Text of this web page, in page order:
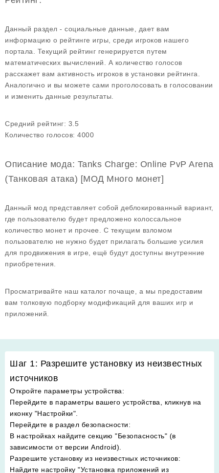
Данный раздел - социальные данные, дает вам
информацию о рейтинге игры, среди игроков нашего
портала. Текущий рейтинг генерируется путем
математических вычислений. А количество голосов
расскажет вам активность игроков в установки рейтинга.
Аналогично и вы можете сами проголосовать в голосовании
и изменить данные результаты.
Средний рейтинг: 3.5
Количество голосов: 4000
Описание мода: Tanks Charge: Online PvP Arena
(Танковая атака) [МОД Много монет]
Данный мод представляет собой деблокированный вариант,
где пользователю будет предложено колоссальное
количество монет и прочее. С текущим взломом
пользователю не нужно будет прилагать большие усилия
для продвижения в игре, ещё будут доступны внутренние
приобретения.
Просматривайте наш каталог почаще, а мы предоставим
вам толковую подборку модификаций для ваших игр и
приложений.
Шаг 1: Разрешите установку из неизвестных
источников
Откройте параметры устройства:
Перейдите в параметры вашего устройства, кликнув на
иконку "Настройки".
Перейдите в раздел безопасности:
В настройках найдите секцию "Безопасность" (в
зависимости от версии Android).
Разрешите установку из неизвестных источников:
Найдите настройку "Установка приложений из